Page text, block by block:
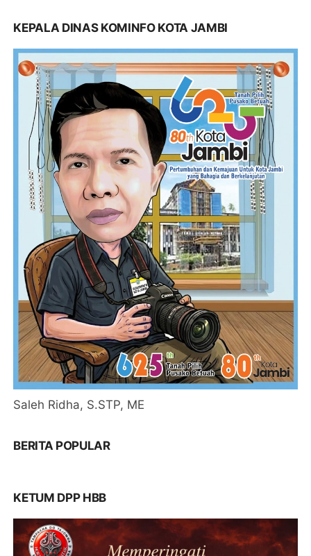
KEPALA DINAS KOMINFO KOTA JAMBI
Saleh Ridha, S.STP, ME
BERITA POPULAR
KETUM DPP HBB